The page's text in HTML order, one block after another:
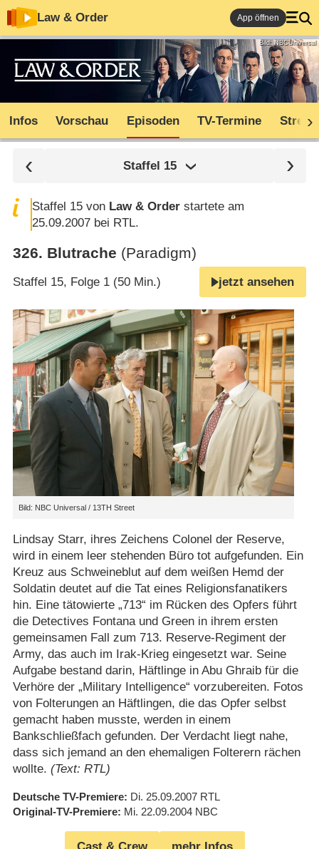
Law & Order App öffnen
Bild: NBCUniversal
Infos Vorschau Episoden TV-Termine
Staffel 15
Staffel 15 von Law & Order startete am
25.09.2007 bei RTL.
326. Blutrache (Paradigm)
Staffel 15, Folge 1 (50 Min.) jetzt ansehen
Bild: NBC Universal / 13TH Street
Lindsay Starr, ihres Zeichens Colonel der Reserve,
wird in einem leer stehenden Büro tot aufgefunden. Ein
Kreuz aus Schweineblut auf dem weißen Hemd der
Soldatin deutet auf die Tat eines Religionsfanatikers
hin. Eine tätowierte „713“ im Rücken des Opfers führt
die Detectives Fontana und Green in ihrem ersten
gemeinsamen Fall zum 713. Reserve-Regiment der
Army, das auch im Irak-Krieg eingesetzt war. Seine
Aufgabe bestand darin, Häftlinge in Abu Ghraib für die
Verhöre der „Military Intelligence“ vorzubereiten. Fotos
von Folterungen an Häftlingen, die das Opfer selbst
gemacht haben musste, werden in einem
Bankschließfach gefunden. Der Verdacht liegt nahe,
dass sich jemand an den ehemaligen Folterern rächen
wollte. (Text: RTL)
Deutsche TV-Premiere Di. 25.09.2007 RTL
Original-TV-Premiere Mi. 22.09.2004 NBC
Cast & Crew mehr Infos